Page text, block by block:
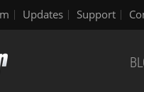
Updates Support